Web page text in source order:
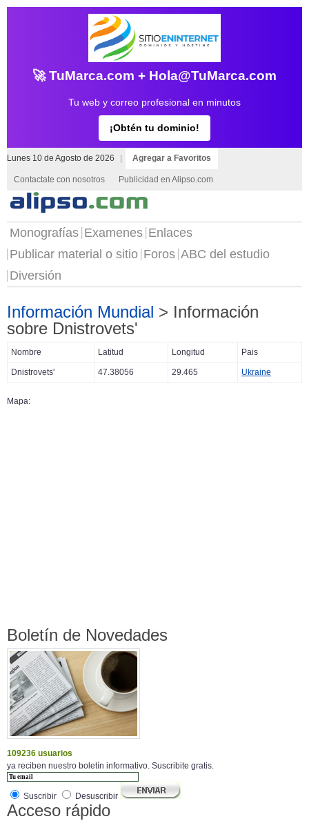
🚀 TuMarca.com + Hola@TuMarca.com
Tu web y correo profesional en minutos
¡Obtén tu dominio!
Lunes 10 de Agosto de 2026 Agregar a Favoritos
Contactate con nosotros Publicidad en Alipso.com
Monografías Examenes Enlaces
Publicar material o sitio Foros ABC del estudio
Diversión
Información Mundial > Información
sobre Dnistrovets'
Nombre Latitud Longitud Pais
Dnistrovets' 47.38056 29.465 Ukraine
Mapa:
Boletín de Novedades
109236 usuarios
ya reciben nuestro boletín informativo. Suscribite gratis.
Suscribir Desuscribir
Acceso rápido